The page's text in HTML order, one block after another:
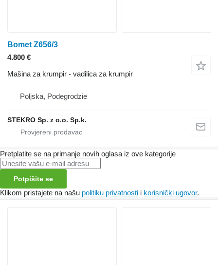
Bomet Z656/3
4.800 €
Mašina za krumpir - vadilica za krumpir
Poljska, Podegrodzie
STEKRO Sp. z o.o. Sp.k.
Pretplatite se na primanje novih oglasa iz ove kategorije
Potpišite se
Klikom pristajete na našu politiku privatnosti i korisnički ugovor.